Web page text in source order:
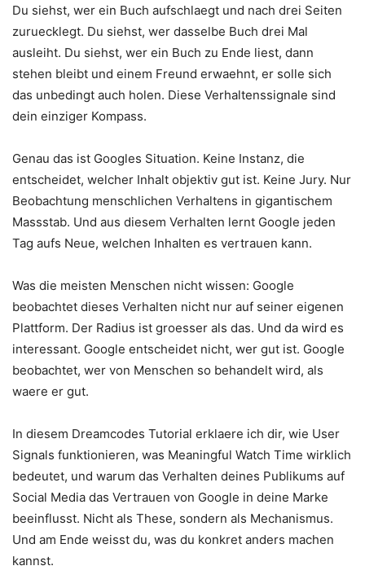
Du siehst, wer ein Buch aufschlaegt und nach drei Seiten
zuruecklegt. Du siehst, wer dasselbe Buch drei Mal
ausleiht. Du siehst, wer ein Buch zu Ende liest, dann
stehen bleibt und einem Freund erwaehnt, er solle sich
das unbedingt auch holen. Diese Verhaltenssignale sind
dein einziger Kompass.
Genau das ist Googles Situation. Keine Instanz, die
entscheidet, welcher Inhalt objektiv gut ist. Keine Jury. Nur
Beobachtung menschlichen Verhaltens in gigantischem
Massstab. Und aus diesem Verhalten lernt Google jeden
Tag aufs Neue, welchen Inhalten es vertrauen kann.
Was die meisten Menschen nicht wissen: Google
beobachtet dieses Verhalten nicht nur auf seiner eigenen
Plattform. Der Radius ist groesser als das. Und da wird es
interessant. Google entscheidet nicht, wer gut ist. Google
beobachtet, wer von Menschen so behandelt wird, als
waere er gut.
In diesem Dreamcodes Tutorial erklaere ich dir, wie User
Signals funktionieren, was Meaningful Watch Time wirklich
bedeutet, und warum das Verhalten deines Publikums auf
Social Media das Vertrauen von Google in deine Marke
beeinflusst. Nicht als These, sondern als Mechanismus.
Und am Ende weisst du, was du konkret anders machen
kannst.